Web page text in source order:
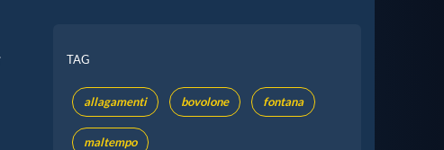
TAG
allagamenti bovolone fontana
maltempo